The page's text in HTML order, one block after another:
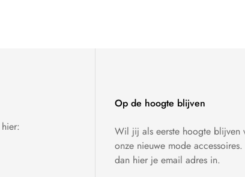
Op de hoogte blijven
Wil jij als eerste hoogte blijven
onze nieuwe mode
dan hier je email adres in.